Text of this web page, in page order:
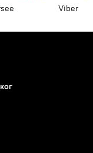
Viber